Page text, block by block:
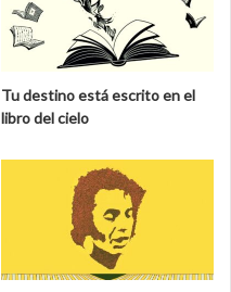
Tu destino está escrito en el
libro del cielo